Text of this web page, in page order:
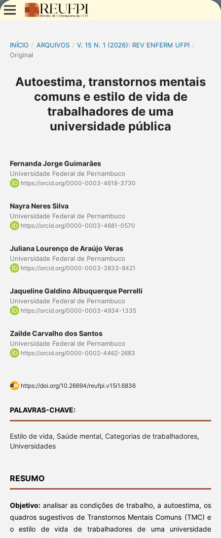
INÍCIO / ARQUIVOS / V. 15 N. 1 (2026): REV ENFERM UFPI /
Original
Autoestima, transtornos mentais
comuns e estilo de vida de
trabalhadores de uma
universidade pública
Fernanda Jorge Guimarães
Universidade Federal de Pernambuco
https://orcid.org/0000-0003-4618-3730
Nayra Neres Silva
Universidade Federal de Pernambuco
https://orcid.org/0000-0003-4681-0570
Juliana Lourenço de Araújo Veras
Universidade Federal de Pernambuco
https://orcid.org/0000-0003-3833-8421
Jaqueline Galdino Albuquerque Perrelli
Universidade Federal de Pernambuco
https://orcid.org/0000-0003-4934-1335
Zailde Carvalho dos Santos
Universidade Federal de Pernambuco
https://orcid.org/0000-0002-4462-2683
https://doi.org/10.26694/reufpi.v15i1.6836
PALAVRAS-CHAVE:
Estilo de vida, Saúde mental, Categorias de trabalhadores,
Universidades
RESUMO
Objetivo:analisar as condições de trabalho, a autoestima, os
quadros sugestivos de Transtornos Mentais Comuns (TMC) e
o estilo de vida de trabalhadores de uma universidade